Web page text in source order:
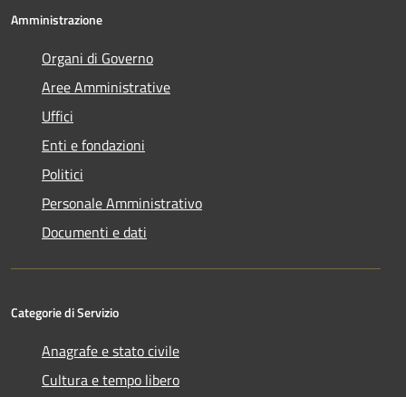
Amministrazione
Organi di Governo
Aree Amministrative
Uffici
Enti e fondazioni
Politici
Personale Amministrativo
Documenti e dati
Categorie di Servizio
Anagrafe e stato civile
Cultura e tempo libero